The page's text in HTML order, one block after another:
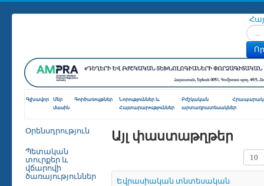
Գլխավոր
Մեր
մասին
Գործառույթներ
Նորություններ և
Հայտարարություններ
Բժշկական
արտադրատեսակներ
Օրենսդրություն
Պետական
տուրքեր և
վճարովի
ծառայություններ
Այլ փաստաթղթեր
Եվրասիական տնտեսական